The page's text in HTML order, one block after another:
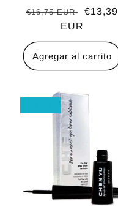
Precio
habitual
€16,75 EUR
Precio
oferta
€13,39
EUR
Agregar al carrito